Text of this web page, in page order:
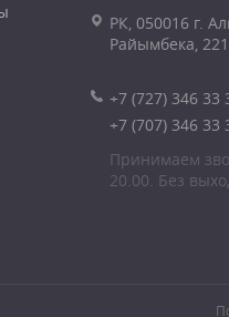
РК, 050016 г.
Райымбека,
+7 (727) 346 33
+7 (707) 346 33
Принимаем
20.00. Без